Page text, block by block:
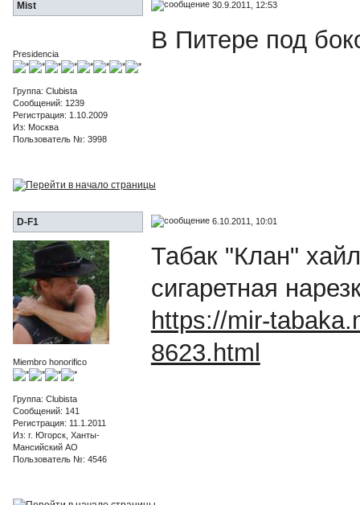
Mist 30.9.2011, 12:53
Presidencia
Группа: Clubista
Сообщений: 1239
Регистрация: 1.10.2009
Из: Москва
Пользователь №: 3998
В Питере под
D-F1 6.10.2011, 10:01
Miembro honorifico
Группа: Clubista
Сообщений: 141
Регистрация: 11.1.2011
Из: г. Югорск, Ханты-
Мансийский АО
Пользователь №: 4546
Табак "Клан"
сигаретная
https://mir-
8623.html